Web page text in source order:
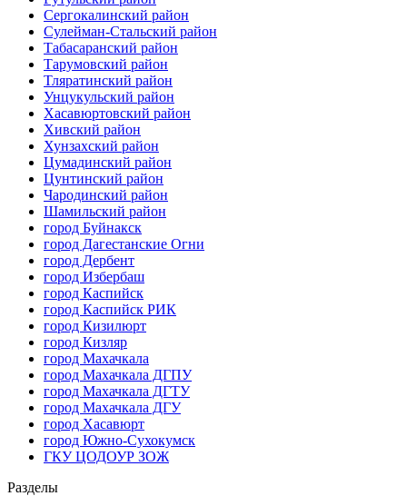
Сергокалинский район
Сулейман-Стальский район
Табасаранский район
Тарумовский район
Тляратинский район
Унцукульский район
Хасавюртовский район
Хивский район
Хунзахский район
Цумадинский район
Цунтинский район
Чародинский район
Шамильский район
город Буйнакск
город Дагестанские Огни
город Дербент
город Избербаш
город Каспийск
город Каспийск РИК
город Кизилюрт
город Кизляр
город Махачкала
город Махачкала ДГПУ
город Махачкала ДГТУ
город Махачкала ДГУ
город Хасавюрт
город Южно-Сухокумск
ГКУ ЦОДОУР ЗОЖ
Разделы